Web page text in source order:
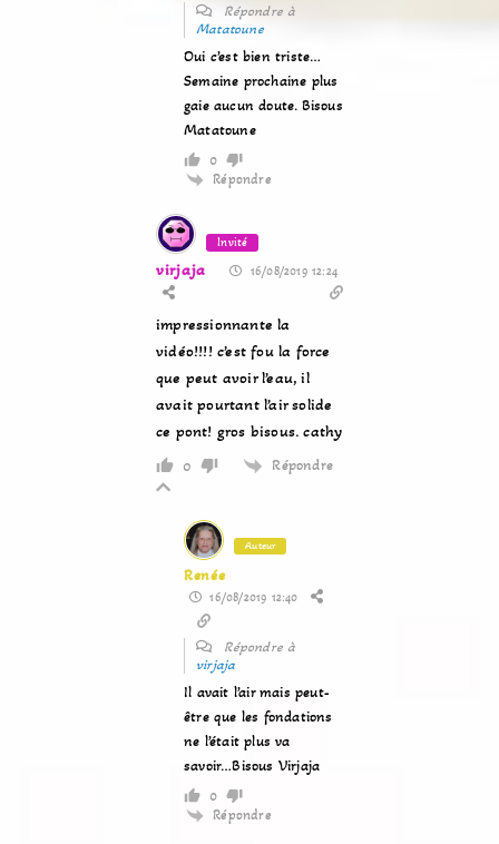
Répondre à
Matatoune
Oui c’est bien triste…
Semaine prochaine plus
gaie aucun doute. Bisous
Matatoune
0
Répondre
Invité
virjaja 16/08/2019 12:24
impressionnante la
vidéo!!!! c’est fou la force
que peut avoir l’eau, il
avait pourtant l’air solide
ce pont! gros bisous. cathy
0 Répondre
Auteur
Renée
16/08/2019 12:40
Répondre à
virjaja
Il avait l’air mais peut-
être que les fondations
ne l’était plus va
savoir…Bisous Virjaja
0
Répondre